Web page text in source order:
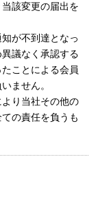
該変更の届出を
が不到達となっ
議なく承認する
ことによる会員
ません。
り当社その他の
の責任を負うも